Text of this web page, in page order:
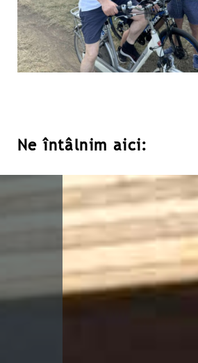
Ne întâlnim aici: